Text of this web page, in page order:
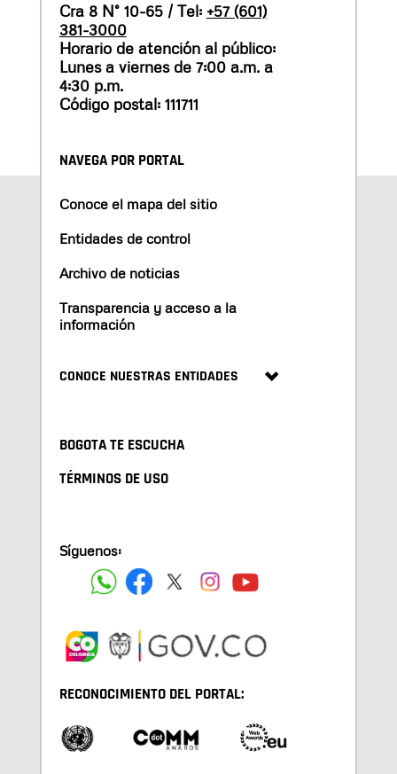
Cra 8 N° 10-65 / Tel: +57 (601)
381-3000
Horario de atención al público:
Lunes a viernes de 7:00 a.m. a
4:30 p.m.
Código postal: 111711
NAVEGA POR PORTAL
Conoce el mapa del sitio
Entidades de control
Archivo de noticias
Transparencia y acceso a la
información
CONOCE NUESTRAS ENTIDADES
BOGOTA TE ESCUCHA
TÉRMINOS DE USO
Síguenos:
RECONOCIMIENTO DEL PORTAL: